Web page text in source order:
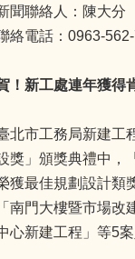
聞聯絡人：陳大分
絡電話：0963-
！新工處連年獲得
北市工務局新建工
獎」頒獎典禮中，
獲最佳規劃設計類
「南門大樓暨市場
心新建工程」等5